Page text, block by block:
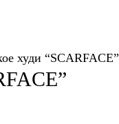
худи “SCARFACE”